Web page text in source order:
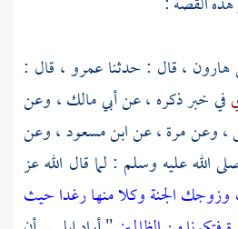
،قال : حدثناعمرو ، قال :
في خبر ذكره ، عنأبي مالك ، وعن
، وعنمرة ،عنابن مسعود ،وعن
عليه وسلم : لما قال الله عز
الجنة وكلا منها رغدا حيث